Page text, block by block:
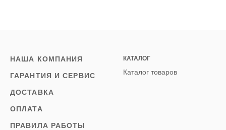
НАША КОМПАНИЯ
ГАРАНТИЯ И СЕРВИС
ДОСТАВКА
ОПЛАТА
ПРАВИЛА РАБОТЫ
КАТАЛОГ
Каталог товаров